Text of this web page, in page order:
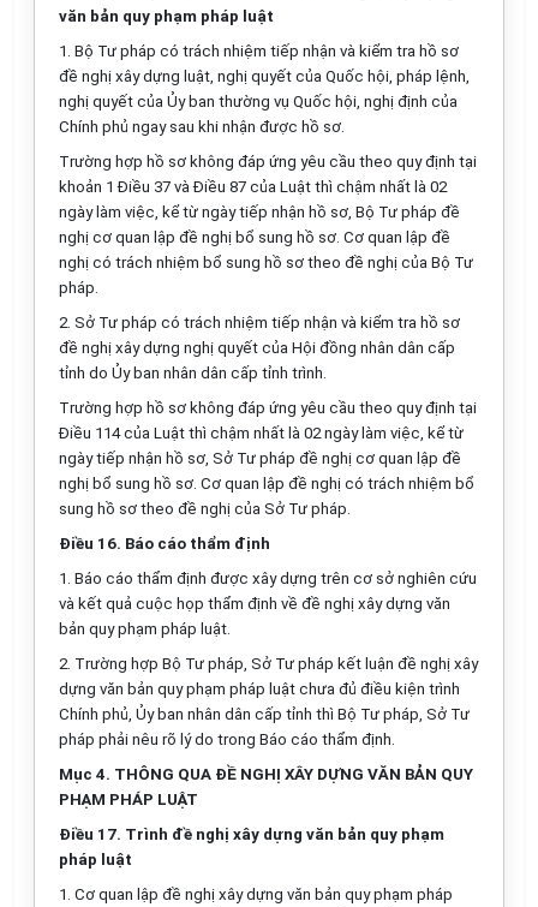
văn bản quy phạm pháp luật
1. Bộ Tư pháp có trách nhiệm tiếp nhận và kiểm tra hồ sơ
đề nghị xây dựng luật, nghị quyết của Quốc hội, pháp lệnh,
nghị quyết của Ủy ban thường vụ Quốc hội, nghị định của
Chính phủ ngay sau khi nhận được hồ sơ.
Trường hợp hồ sơ không đáp ứng yêu cầu theo quy định tại
khoản 1 Điều 37 và Điều 87 của Luật thì chậm nhất là 02
ngày làm việc, kể từ ngày tiếp nhận hồ sơ, Bộ Tư pháp đề
nghị cơ quan lập đề nghị bổ sung hồ sơ. Cơ quan ập đề
nghị có trách nhiệm bổ sung hồ sơ theo đề nghị của Bộ Tư
pháp.
2. Sở Tư pháp có trách nhiệm tiếp nhận và kiểm tra hồ sơ
đề nghị xây dựng nghị quyết của Hội đồng nhân dân cấp
tỉnh do Ủy ban nhân dân cấp tỉnh trình.
Trường hợp hồ sơ không đáp ứng yêu cầu theo quy định tại
Điều 114 của Luật thì chậm nhất là 02 ngày làm việc, kể từ
ngày tiếp nhận hồ sơ, Sở Tư pháp đề nghị cơ quan lập đề
nghị bổ sung hồ sơ. Cơ quan lập đề nghị có trách nhiệm bổ
sung hồ sơ theo đề nghị của Sở Tư pháp.
Điều 16. Báo cáo thẩm định
1. Báo cáo thẩm định được xây dựng trên cơ sở nghiên cứu
và kết quả cuộc họp thẩm định về đề nghị xây dựng văn
bản quy phạm pháp luật.
2. Trường hợp Bộ Tư pháp, Sở Tư pháp kết luận đề nghị xây
dựng văn bản quy phạm pháp luật chưa đủ điều kiện trình
Chính phủ, Ủyban nhân dân cấp tỉnh thì Bộ Tư pháp, Sở Tư
pháp phải nêu rõ lý do trong Báo cáo thẩm định.
Mục 4. THÔNG QUA ĐỀ NGHỊ XÂY DỰNG VĂN BẢN QUY
PHẠM PHÁP LUẬT
Điều 17. Trình đề nghị xây dựng văn bản quy phạm
pháp luật
1. Cơ quan lập đề nghị xây dựng văn bản quy phạm pháp